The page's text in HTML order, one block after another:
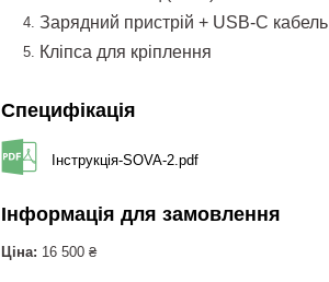
Зарядний пристрій + USB-C кабель
Кліпса для кріплення
Специфікація
Інструкція-SOVA-2.pdf
Інформація для замовлення
Ціна: 16 500 ₴